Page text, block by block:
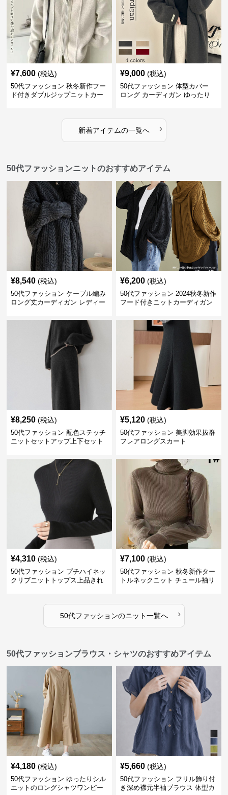
¥7,600 (税込)
50代ファッション 秋冬新作フー
ド付きダブルジップニットカー
¥9,000 (税込)
50代ファッション 体型カバー
ロング カーディガン ゆったり
新着アイテムの一覧へ ›
50代ファッションニットのおすすめアイテム
¥8,540 (税込)
50代ファッション ケーブル編み
ロング丈カーディガン レディー
¥6,200 (税込)
50代ファッション 2024秋冬新作
フード付きニットカーディガン
¥8,250 (税込)
50代ファッション 配色ステッチ
ニットセットアップ上下セット
¥5,120 (税込)
50代ファッション 美脚効果抜群
フレアロングスカート
¥4,310 (税込)
50代ファッション プチハイネッ
クリブニットトップス上品きれ
¥7,100 (税込)
50代ファッション 秋冬新作ター
トルネックニット チュール袖リ
50代ファッションのニット一覧へ ›
50代ファッションブラウス・シャツのおすすめアイテム
¥4,180 (税込)
50代ファッション ゆったりシル
エットのロングシャツワンピー
¥5,660 (税込)
50代ファッション フリル飾り付
き深め襟元半袖ブラウス 体型カ